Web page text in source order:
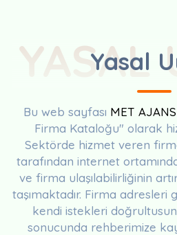
Yasal
YASAL
Bu web sayfası MET AJANS
Firma Kataloğu" olarak
Sektörde hizmet veren
tarafından internet
ve firma ulaşılabilirliğinin
taşımaktadır. Firma adresleri
kendi istekleri
sonucunda rehberimize